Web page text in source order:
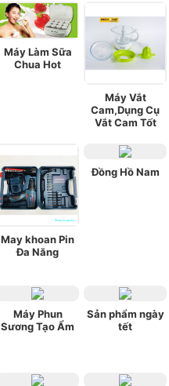
Máy Làm Sữa
Chua Hot
Máy Vắt
Cam,Dụng Cụ
Vắt Cam Tốt
May khoan Pin
Đa Năng
Đồng Hồ Nam
Máy Phun
Sương Tạo Ẩm
Sản phẩm ngày
tết